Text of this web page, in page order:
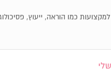
כמו הוראה, ייעוץ,